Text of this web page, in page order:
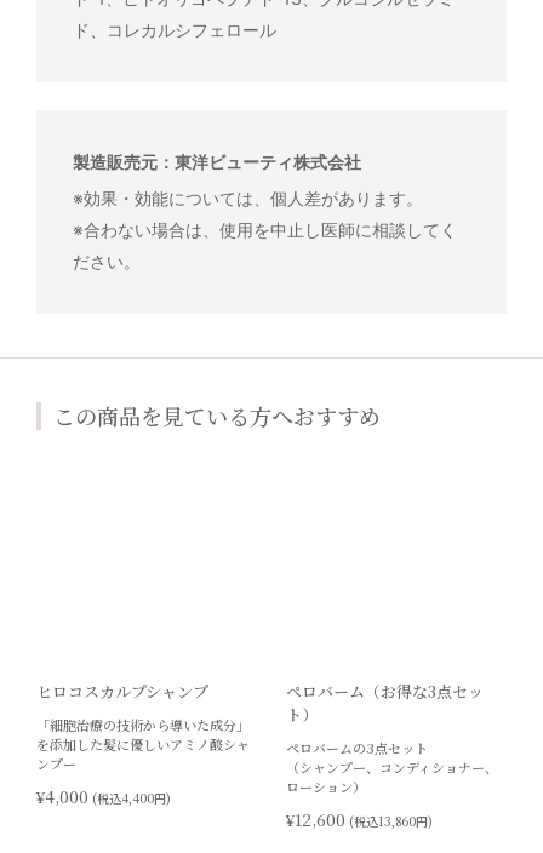
ド、コレカルシフェロール
製造販売元：東洋ビューティ株式会社
※効果・効能については、個人差があります。
※合わない場合は、使用を中止し医師に相談してく
ださい。
この商品を見ている方へおすすめ
ヒロコスカルプシャンプ
「細胞治療の技術から導いた成分」
を添加した髪に優しいアミノ酸シャ
ンプー
¥4,000 (税込4,400円)
ペロバーム（お得な3点セッ
ト）
ペロバームの3点セット
（シャンプー、コンディショナー、
ローション）
¥12,600 (税込13,860円)